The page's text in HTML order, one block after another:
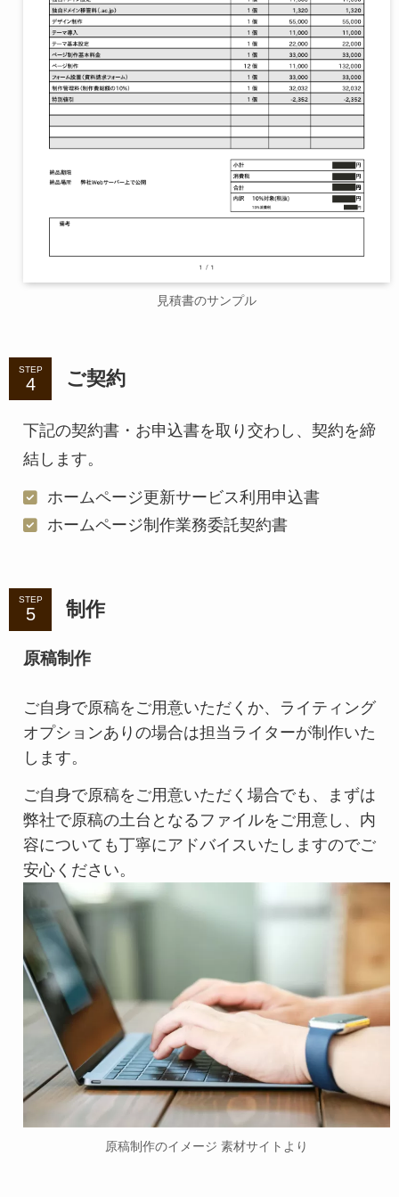
見積書のサンプル
STEP ご契約
下記の契約書・お申込書を取り交わし、契約を締
結します。
ホームページ更新サービス利用申込書
ホームページ制作業務委託契約書
STEP 制作
原稿制作
ご自身で原稿をご用意いただくか、ライティング
オプションありの場合は担当ライターが制作いた
します。
ご自身で原稿をご用意いただく場合でも、まずは
弊社で原稿の土台となるファイルをご用意し、内
容についても丁寧にアドバイスいたしますのでご
安心ください。
原稿制作のイメージ 素材サイトより